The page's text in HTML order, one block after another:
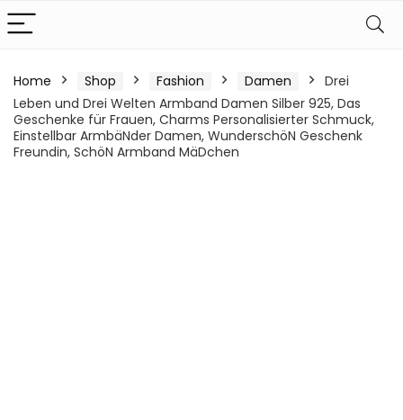
Home Shop Fashion Damen
Drei
Leben und Drei Welten Armband Damen Silber 925, Das
Geschenke für Frauen, Charms Personalisierter Schmuck,
Einstellbar ArmbäNder Damen, WunderschöN Geschenk
Freundin, SchöN Armband MäDchen